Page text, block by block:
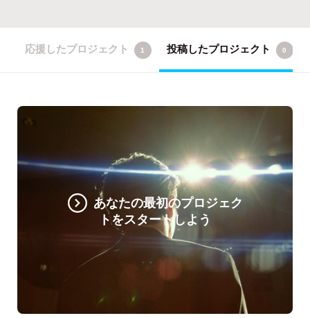
応援したプロジェクト 1 投稿したプロジェクト 0
あなたの最初のプロジェク
トをスタートしよう